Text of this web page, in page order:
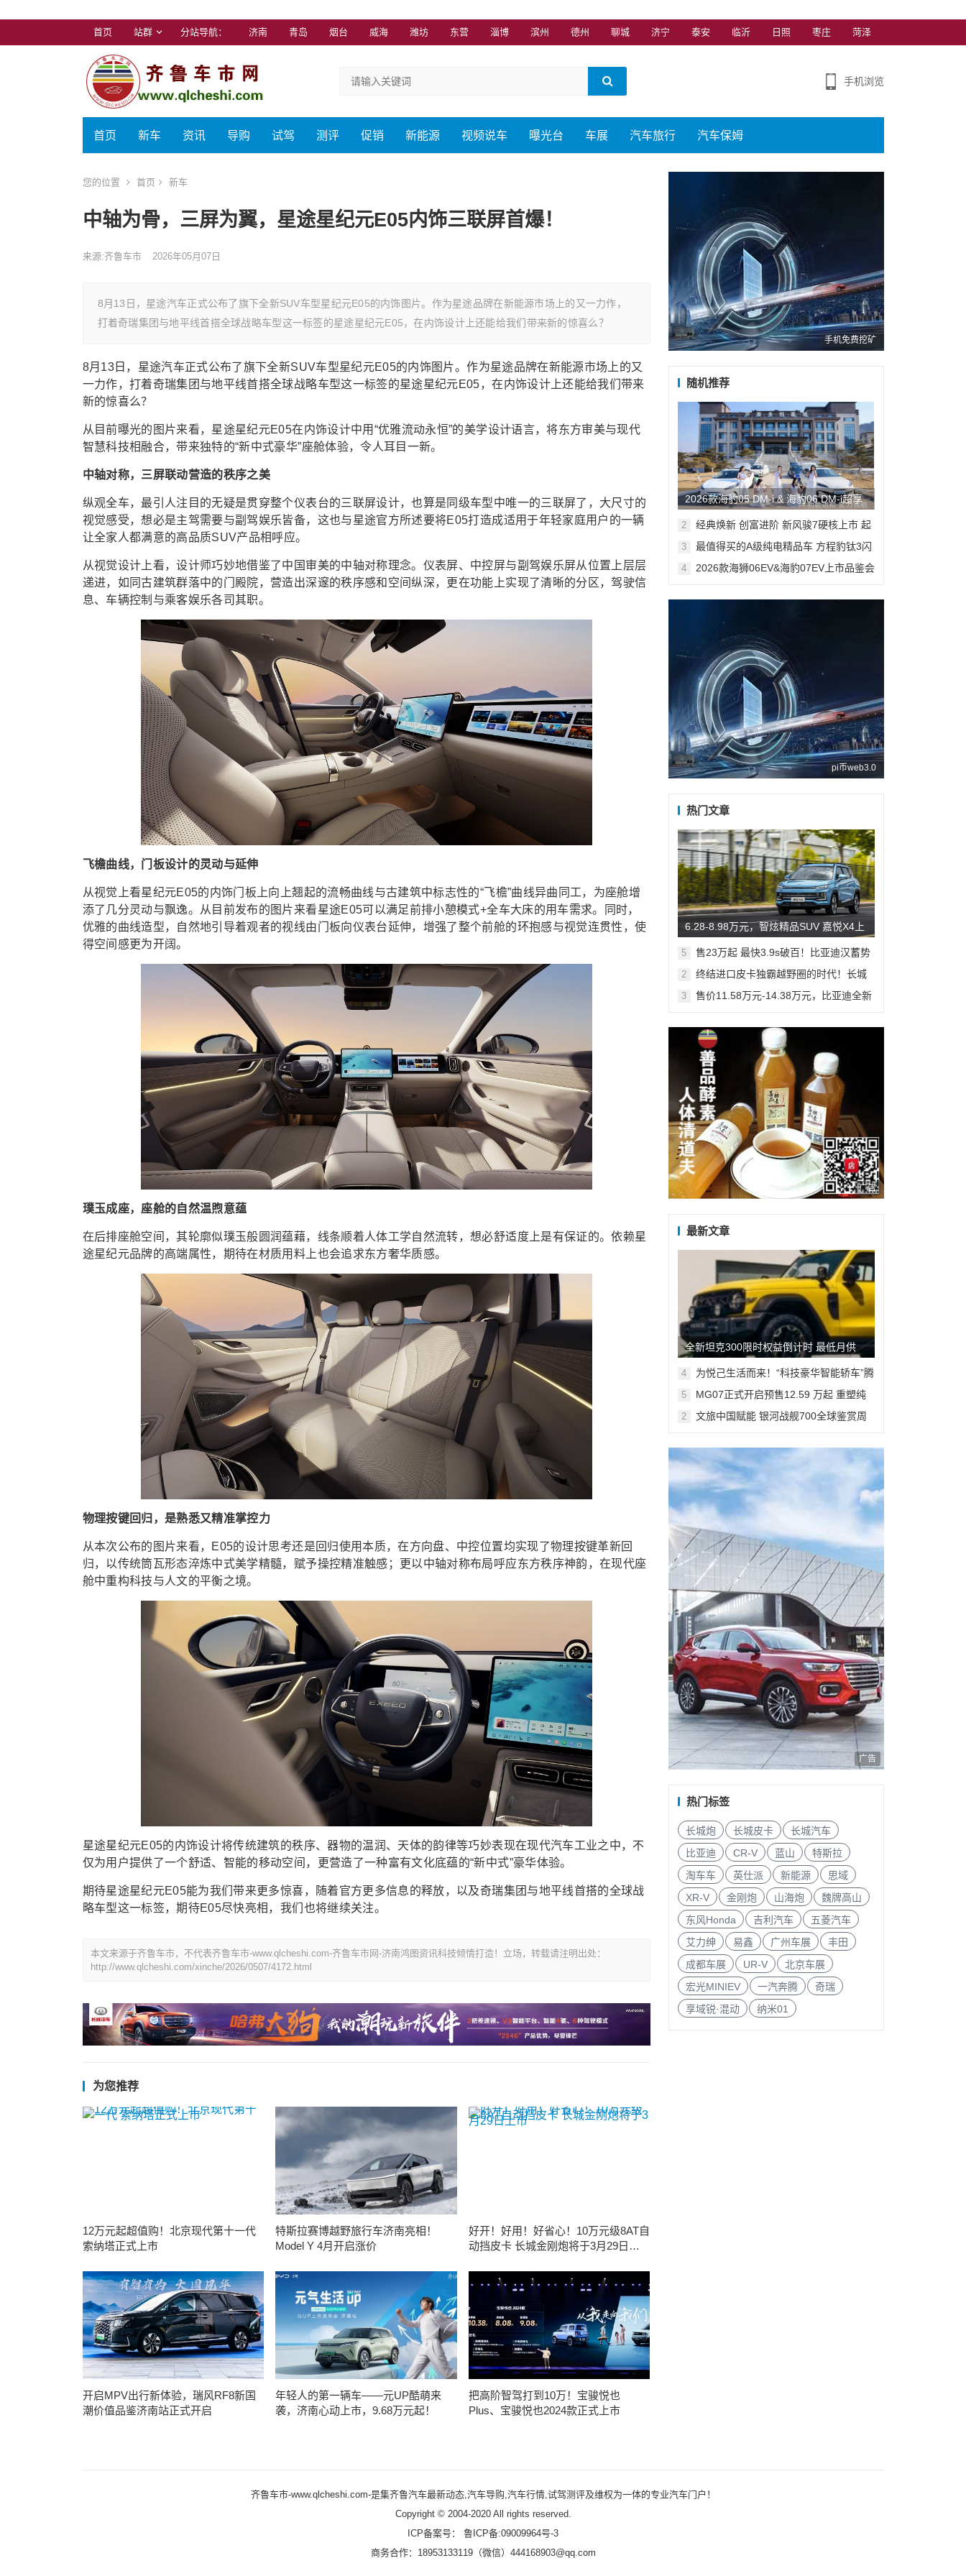
首页 站群 分站导航： 济南 青岛 烟台 威海 潍坊 东营 淄博 滨州 德州 聊城 济宁 泰安 临沂 日照 枣庄 菏泽
手机浏览
首页 新车 资讯 导购 试驾 测评 促销 新能源 视频说车 曝光台 车展 汽车旅行 汽车保姆
您的位置 首页 新车
中轴为骨，三屏为翼，星途星纪元E05内饰三联屏首爆！
来源:齐鲁车市 2026年05月07日
8月13日，星途汽车正式公布了旗下全新SUV车型星纪元E05的内饰图片。作为星途品牌在新能源市场上的又一力作，
打着奇瑞集团与地平线首搭全球战略车型这一标签的星途星纪元E05，在内饰设计上还能给我们带来新的惊喜么？
8月13日，星途汽车正式公布了旗下全新SUV车型星纪元E05的内饰图片。作为星途品牌在新能源市场上的又
一力作，打着奇瑞集团与地平线首搭全球战略车型这一标签的星途星纪元E05，在内饰设计上还能给我们带来
新的惊喜么？
从目前曝光的图片来看，星途星纪元E05在内饰设计中用“优雅流动永恒”的美学设计语言，将东方审美与现代
智慧科技相融合，带来独特的“新中式豪华”座舱体验，令人耳目一新。
中轴对称，三屏联动营造的秩序之美
纵观全车，最引人注目的无疑是贯穿整个仪表台的三联屏设计，也算是同级车型中唯一的三联屏了，大尺寸的
视觉感受，想必是主驾需要与副驾娱乐皆备，这也与星途官方所述要将E05打造成适用于年轻家庭用户的一辆
让全家人都满意的高品质SUV产品相呼应。
从视觉设计上看，设计师巧妙地借鉴了中国审美的中轴对称理念。仪表屏、中控屏与副驾娱乐屏从位置上层层
递进，如同古建筑群落中的门殿院，营造出深邃的秩序感和空间纵深，更在功能上实现了清晰的分区，驾驶信
息、车辆控制与乘客娱乐各司其职。
飞檐曲线，门板设计的灵动与延伸
从视觉上看星纪元E05的内饰门板上向上翘起的流畅曲线与古建筑中标志性的“飞檐”曲线异曲同工，为座舱增
添了几分灵动与飘逸。从目前发布的图片来看星途E05可以满足前排小憩模式+全车大床的用车需求。同时，
优雅的曲线造型，自然地引导着观者的视线由门板向仪表台延伸，增强了整个前舱的环抱感与视觉连贯性，使
得空间感更为开阔。
璞玉成座，座舱的自然温煦意蕴
在后排座舱空间，其轮廓似璞玉般圆润蕴藉，线条顺着人体工学自然流转，想必舒适度上是有保证的。依赖星
途星纪元品牌的高端属性，期待在材质用料上也会追求东方奢华质感。
物理按键回归，是熟悉又精准掌控力
从本次公布的图片来看，E05的设计思考还是回归使用本质，在方向盘、中控位置均实现了物理按键革新回
归，以传统筒瓦形态淬炼中式美学精髓，赋予操控精准触感；更以中轴对称布局呼应东方秩序神韵，在现代座
舱中重构科技与人文的平衡之境。
星途星纪元E05的内饰设计将传统建筑的秩序、器物的温润、天体的韵律等巧妙表现在现代汽车工业之中，不
仅为用户提供了一个舒适、智能的移动空间，更营造了一种富有文化底蕴的“新中式”豪华体验。
期待星途星纪元E05能为我们带来更多惊喜，随着官方更多信息的释放，以及奇瑞集团与地平线首搭的全球战
略车型这一标签，期待E05尽快亮相，我们也将继续关注。
本文来源于齐鲁车市，不代表齐鲁车市-www.qlcheshi.com-齐鲁车市网-济南鸿图资讯科技倾情打造！立场，转载请注明出处：
http://www.qlcheshi.com/xinche/2026/0507/4172.html
为您推荐
12万元起超值购！北京现代第十一代
索纳塔正式上市
特斯拉赛博越野旅行车济南亮相！
Model Y 4月开启涨价
好开！好用！好省心！10万元级8AT自
动挡皮卡 长城金刚炮将于3月29日上
开启MPV出行新体验，瑞风RF8新国
潮价值品鉴济南站正式开启
年轻人的第一辆车——元UP酷萌来
袭，济南心动上市，9.68万元起！
把高阶智驾打到10万！宝骏悦也
Plus、宝骏悦也2024款正式上市
手机免费挖矿
随机推荐
2026款海豹05 DM-i & 海豹06 DM-i超享
版210KM加推上市品鉴会@济南站圆满
举行
2
经典焕新 创富进阶 新风骏7硬核上市 起
3
最值得买的A级纯电精品车 方程豹钛3闪
4
2026款海狮06EV&海豹07EV上市品鉴会
pi币web3.0
热门文章
​6.28-8.98万元，智炫精品SUV 嘉悦X4上
市
5
售23万起 最快3.9s破百！比亚迪汉蓄势
2
终结进口皮卡独霸越野圈的时代！长城
3
售价11.58万元-14.38万元，比亚迪全新
广告
最新文章
全新坦克300限时权益倒计时 最低月供
382元解锁人生大玩具
4
为悦己生活而来！“科技豪华智能轿车”腾
5
MG07正式开启预售12.59 万起 重塑纯
2
文旅中国赋能 银河战舰700全球鉴赏周
广告
热门标签
长城炮 长城皮卡
长城汽车
比亚迪
CR-V 蓝山
特斯拉
淘车车
英仕派 新能源
思域
XR-V
金刚炮 山海炮
魏牌高山
东风Honda
吉利汽车
五菱汽车
艾力绅
易鑫 广州车展
丰田
成都车展
UR-V
北京车展
宏光MINIEV
一汽奔腾
奇瑞
享域锐·混动
纳米01
齐鲁车市-www.qlcheshi.com-是集齐鲁汽车最新动态,汽车导购,汽车行情,试驾测评及维权为一体的专业汽车门户！
Copyright © 2004-2020 All rights reserved.
ICP备案号：
鲁ICP备:09009964号-3
商务合作：18953133119（微信）444168903@qq.com